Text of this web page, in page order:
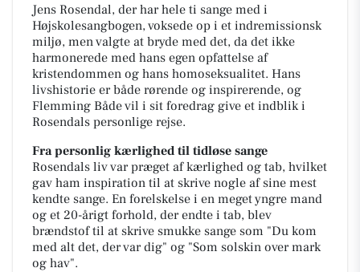
Jens Rosendal, der har hele ti sange med i
Højskolesangbogen, voksede op i et indremissionsk
miljø, men valgte at bryde med det, da det ikke
harmonerede med hans egen opfattelse af
kristendommen og hans homoseksualitet. Hans
livshistorie er både rørende og inspirerende, og
Flemming Både vil i sit foredrag give et indblik i
Rosendals personlige rejse.
Fra personlig kærlighed til tidløse sange
Rosendals liv var præget af kærlighed og tab, hvilket
gav ham inspiration til at skrive nogle af sine mest
kendte sange. En forelskelse i en meget yngre mand
og et 20-årigt forhold, der endte i tab, blev
brændstof til at skrive smukke sange som "Du kom
med alt det, der var dig" og "Som solskin over mark
og hav".